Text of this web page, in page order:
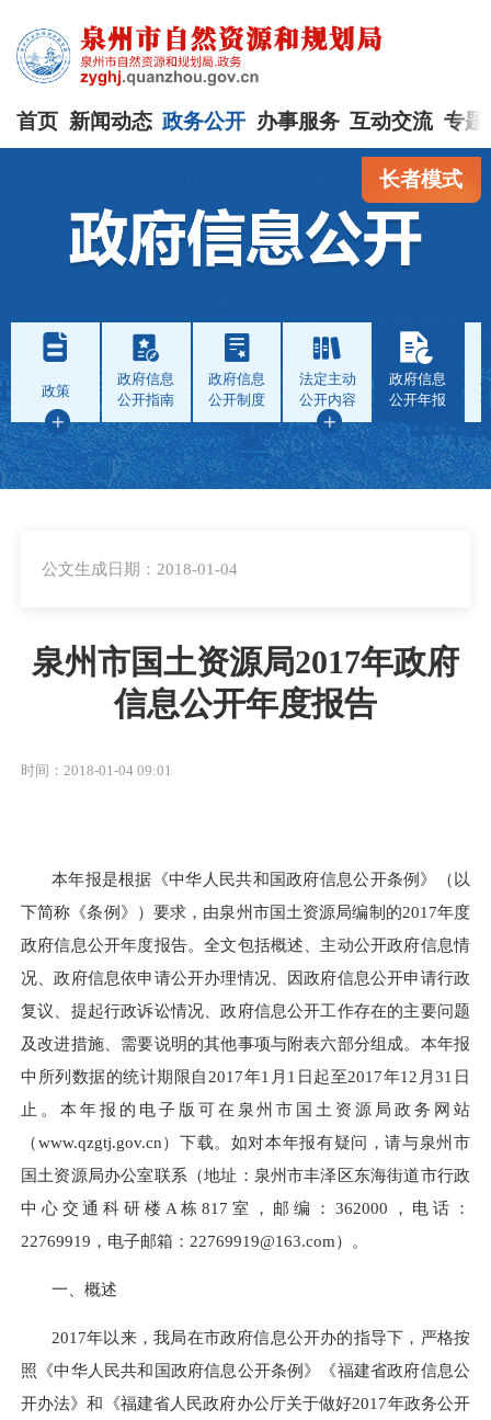
首页 新闻动态 政务公开 办事服务 互动交流 专题
长者模式
政策
政府信息
公开指南
政府信息
公开制度
法定主动
公开内容
政府信息
公开年报
公文生成日期：2018-01-04
泉州市国土资源局2017年政府
信息公开年度报告
时间：2018-01-04 09:01
本年报是根据《中华人民共和国政府信息公开条例》（以
下简称《条例》）要求，由泉州市国土资源局编制的201 7年度
政府信息公开年度报告。全文包括概述、主动公开政府信息情
况、政府信息依申请公开办理情况、因政府信息公开申请行政
复议、提起行政诉讼情况、政府信息公开工作存在的主要问题
及改进措施、需要说明的其他事项与附表六部分组成。本年报
中所列数据的统计期限自201 7年1月1日起至201 7年12月31日
止。本年报的电子版可在泉州市国土资源局政务网站
（www.qzgtj.gov.cn）下载。如对本年报有疑问，请与泉州市
国土资源局办公室联系（地址：泉州市丰泽区东海街道市行政
中心交通科研楼A栋817室，邮编：362000，电话：
22769919，电子邮箱： 22769919@163.com）。
一、概述
201 7年以来，我局在市政府信息公开办的指导下，严格按
照《中华人民共和国政府信息公开条例》《福建省政府信息公
开办法》和《福建省人民政府办公厅关于做好2017年政务公开